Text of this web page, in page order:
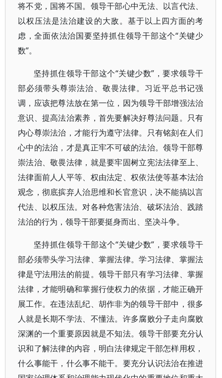
将不党，国将不国。领导干部心中无法、以言代法、
以权压法是法治建设的大敌。基于以上四方面的考
虑，全面依法治国要坚持抓住领导干部这个“关键少
数”。
坚持抓住领导干部这个“关键少数”，要求领导干
部必须带头尊崇法治、敬畏法律。习近平总书记强
调，应该把尊法放在第一位，因为领导干部增强法治
意识、提高法治素养，首先要解决好尊法问题。只有
内心尊崇法治，才能行为遵守法律。只有铭刻在人们
心中的法治，才是真正牢不可破的法治。领导干部尊
崇法治、敬畏法律，就是要牢固树立宪法法律至上、
法律面前人人平等、权由法定、权依法使等基本法治
观念，彻底摈弃人治思维和长官意识，决不能搞以言
代法、以权压法。对各种危害法治、破坏法治、践踏
法治的行为，领导干部要挺身而出、坚决斗争。
坚持抓住领导干部这个“关键少数”，要求领导干
部必须带头学习法律、掌握法律。学习法律、掌握法
律是守法用法的前提。领导干部只有学习法律、掌握
法律，才能明确和掌握行使权力的依据，才能正确开
展工作。在违法乱纪、胡作非为的领导干部中，很多
人就是长期不学法、不懂法。许多腐败分子走向腐败
深渊的一个重要原因就是不知法。领导干部要充分认
识和了解法律的内容，明白法律规定干部怎样用权，
什么事能干，什么事不能干。要充分认识法治在推进